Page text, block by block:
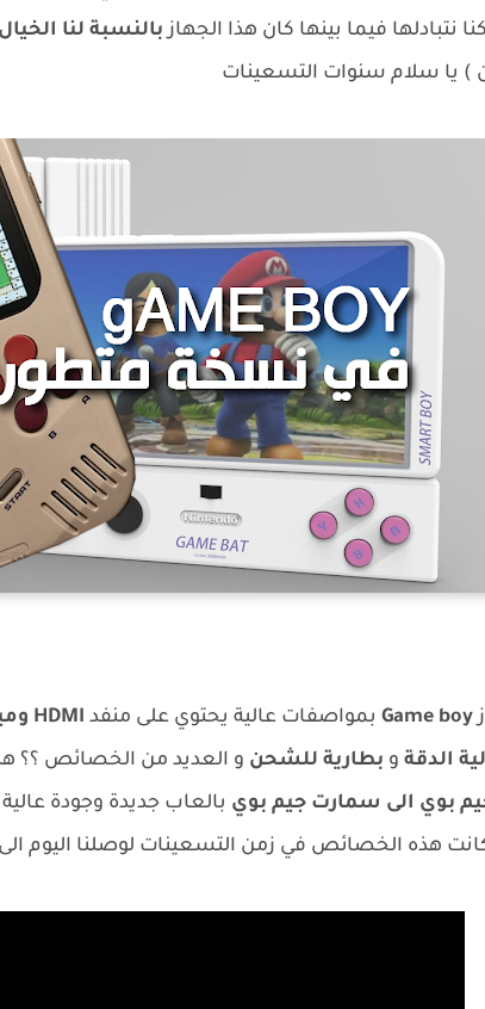
نتبادلها فيما بينها كان هذا الجهازبالنسبة لنا
) يا سلام سنوات التسعينات
Game boy بمواصفات عالية يحتوي على منفد
الدقة و بطارية للشحن و العديد من الخصائص ؟؟
بوي الى سمارت جيم بوي بالعاب جديدة وجودة
كانت هذه الخصائص في زمن التسعينات لوصلنا اليوم